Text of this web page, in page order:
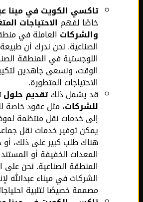
تاكسي الكويت في مينا
خاصًا لفهمالاحتياجات
والشركاتالعاملة في منطقة
الصناعية. نحن ندرك أن طبيعة
اللوجستية في المنطقة
الوقت، ونسعى جاهدين لتكييف
الاحتياجات المتطورة.
قد يشمل ذلكتقديم حلول
للشركات، مثل عقود خاصة
إلى خدمات نقل منتظمة
يمكن توفير خدمات نقل جماعي
هناك طلب كبير على ذلك، أو
المعدات الخفيفة أو المستندات
المنطقة الصناعية. نحن على
الشركات في ميناء عبدالله
مصممة خصيصًا لتلبية